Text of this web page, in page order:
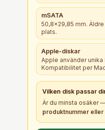
mSATA
50,8×29,85 mm.
plats.
Apple-diskar
Apple använder
Kompatibilitet per
Vilken disk passar
Är du minsta osäker
produktnummer